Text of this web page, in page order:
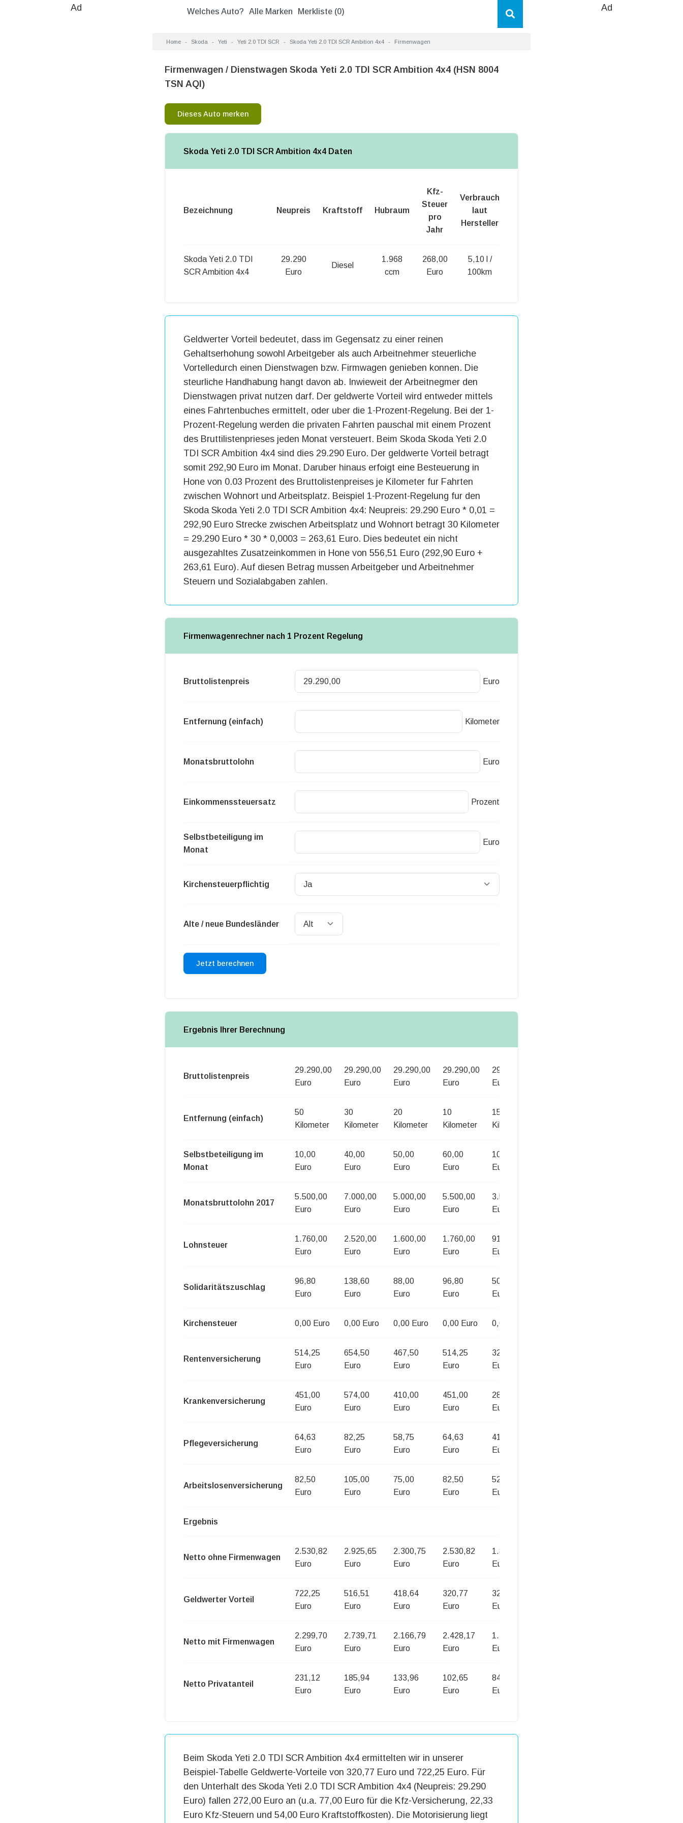
Welches Auto? Alle Marken Merkliste (0)
Ad Ad
Home Skoda Yeti Yeti 2.0 TDI SCR Skoda Yeti 2.0 TDI SCR Ambition 4x4 Firmenwagen
Firmenwagen / Dienstwagen Skoda Yeti 2.0 TDI SCR Ambition 4x4 (HSN 8004
TSN AQI)
Dieses Auto merken
Skoda Yeti 2.0 TDI SCR Ambition 4x4 Daten
Bezeichnung Neupreis Kraftstoff Hubraum
Kfz-
Steuer
pro
Jahr
Verbrauch
laut
Hersteller
Skoda Yeti 2.0 TDI
SCR Ambition 4x4
29.290
Euro
Diesel
1.968
ccm
268,00
Euro
5,10 l /
100km
Geldwerter Vorteil bedeutet, dass im Gegensatz zu einer reinen
Gehaltserhohung sowohl Arbeitgeber als auch Arbeitnehmer steuerliche
Vortelledurch einen Dienstwagen bzw. Firmwagen genieben konnen. Die
steurliche Handhabung hangt davon ab. Inwieweit der Arbeitnegmer den
Dienstwagen privat nutzen darf. Der geldwerte Vorteil wird entweder mittels
eines Fahrtenbuches ermittelt, oder uber die 1-Prozent-Regelung. Bei der 1-
Prozent-Regelung werden die privaten Fahrten pauschal mit einem Prozent
des Bruttilistenprieses jeden Monat versteuert. Beim Skoda Skoda Yeti 2.0
TDI SCR Ambition 4x4 sind dies 29.290 Euro. Der geldwerte Vorteil betragt
somit 292,90 Euro im Monat. Daruber hinaus erfoigt eine Besteuerung in
Hone von 0.03 Prozent des Bruttolistenpreises je Kilometer fur Fahrten
zwischen Wohnort und Arbeitsplatz. Beispiel 1-Prozent-Regelung fur den
Skoda Skoda Yeti 2.0 TDI SCR Ambition 4x4: Neupreis: 29.290 Euro * 0,01 =
292,90 Euro Strecke zwischen Arbeitsplatz und Wohnort betragt 30 Kilometer
= 29.290 Euro * 30 * 0,0003 = 263,61 Euro. Dies bedeutet ein nicht
ausgezahltes Zusatzeinkommen in Hone von 556,51 Euro (292,90 Euro +
263,61 Euro). Auf diesen Betrag mussen Arbeitgeber und Arbeitnehmer
Steuern und Sozialabgaben zahlen.
Firmenwagenrechner nach 1 Prozent Regelung
Bruttolistenpreis Euro
Entfernung (einfach) Kilometer
Monatsbruttolohn Euro
Einkommenssteuersatz Prozent
Selbstbeteiligung im
Monat
Euro
Kirchensteuerpflichtig
Alte / neue Bundesländer
Ergebnis Ihrer Berechnung
Bruttolistenpreis
29.290,00
Euro
29.290,00
Euro
29.290,00
Euro
29.290,00
Euro
29.290,00
Euro
Entfernung (einfach)
50
Kilometer
30
Kilometer
20
Kilometer
10
Kilometer
15
Kilometer
Selbstbeteiligung im
Monat
10,00
Euro
40,00
Euro
50,00
Euro
60,00
Euro
100,00
Euro
Monatsbruttolohn 2017
5.500,00
Euro
7.000,00
Euro
5.000,00
Euro
5.500,00
Euro
3.500,00
Euro
Lohnsteuer
1.760,00
Euro
2.520,00
Euro
1.600,00
Euro
1.760,00
Euro
910,00
Euro
Solidaritätszuschlag
96,80
Euro
138,60
Euro
88,00
Euro
96,80
Euro
50,05
Euro
Kirchensteuer 0,00 Euro 0,00 Euro 0,00 Euro 0,00 Euro 0,00 Euro
Rentenversicherung
514,25
Euro
654,50
Euro
467,50
Euro
514,25
Euro
327,25
Euro
Krankenversicherung
451,00
Euro
574,00
Euro
410,00
Euro
451,00
Euro
287,00
Euro
Pflegeversicherung
64,63
Euro
82,25
Euro
58,75
Euro
64,63
Euro
41,13
Euro
Arbeitslosenversicherung
82,50
Euro
105,00
Euro
75,00
Euro
82,50
Euro
52,50
Euro
Ergebnis
Netto ohne Firmenwagen
2.530,82
Euro
2.925,65
Euro
2.300,75
Euro
2.530,82
Euro
1.832,07
Euro
Geldwerter Vorteil
722,25
Euro
516,51
Euro
418,64
Euro
320,77
Euro
324,71
Euro
Netto mit Firmenwagen
2.299,70
Euro
2.739,71
Euro
2.166,79
Euro
2.428,17
Euro
1.747,65
Euro
Netto Privatanteil
231,12
Euro
185,94
Euro
133,96
Euro
102,65
Euro
84,42
Euro
Beim Skoda Yeti 2.0 TDI SCR Ambition 4x4 ermittelten wir in unserer
Beispiel-Tabelle Geldwerte-Vorteile von 320,77 Euro und 722,25 Euro. Für
den Unterhalt des Skoda Yeti 2.0 TDI SCR Ambition 4x4 (Neupreis: 29.290
Euro) fallen 272,00 Euro an (u.a. 77,00 Euro für die Kfz-Versicherung, 22,33
Euro Kfz-Steuern und 54,00 Euro Kraftstoffkosten). Die Motorisierung liegt